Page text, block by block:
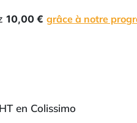
10,00 € grâce à notre
en Colissimo